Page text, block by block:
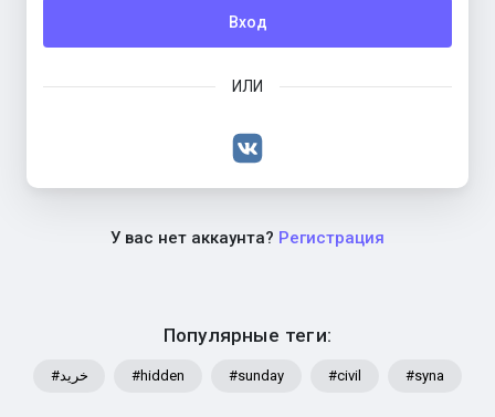
Популярные теги:
#خرید #hidden #sunday #civil #syna
Вход
ИЛИ
У вас нет аккаунта? Регистрация